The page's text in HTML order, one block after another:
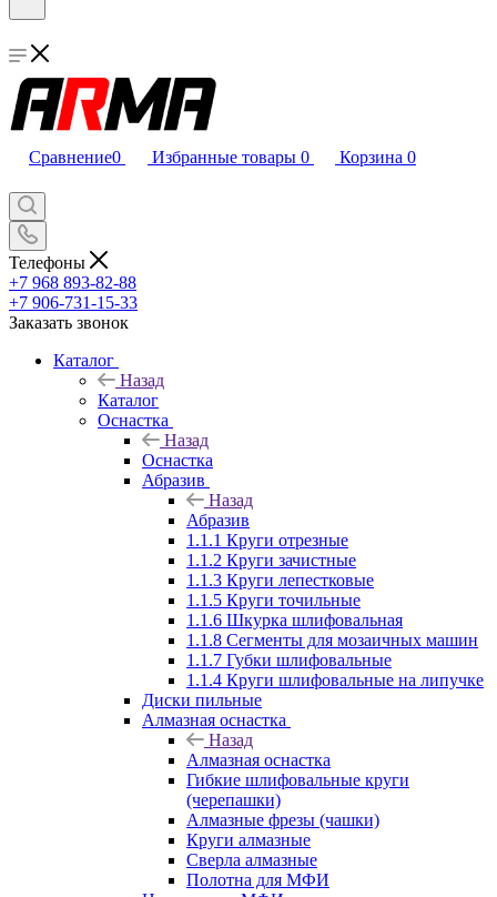
Сравнение0 Избранные товары 0 Корзина 0
Телефоны
+7 968 893-82-88
+7 906-731-15-33
Заказать звонок
Каталог
Назад
Каталог
Оснастка
Назад
Оснастка
Абразив
Назад
Абразив
1.1.1 Круги отрезные
1.1.2 Круги зачистные
1.1.3 Круги лепестковые
1.1.5 Круги точильные
1.1.6 Шкурка шлифовальная
1.1.8 Сегменты для мозаичных машин
1.1.7 Губки шлифовальные
1.1.4 Круги шлифовальные на липучке
Диски пильные
Алмазная оснастка
Назад
Алмазная оснастка
Гибкие шлифовальные круги
(черепашки)
Алмазные фрезы (чашки)
Круги алмазные
Сверла алмазные
Полотна для МФИ